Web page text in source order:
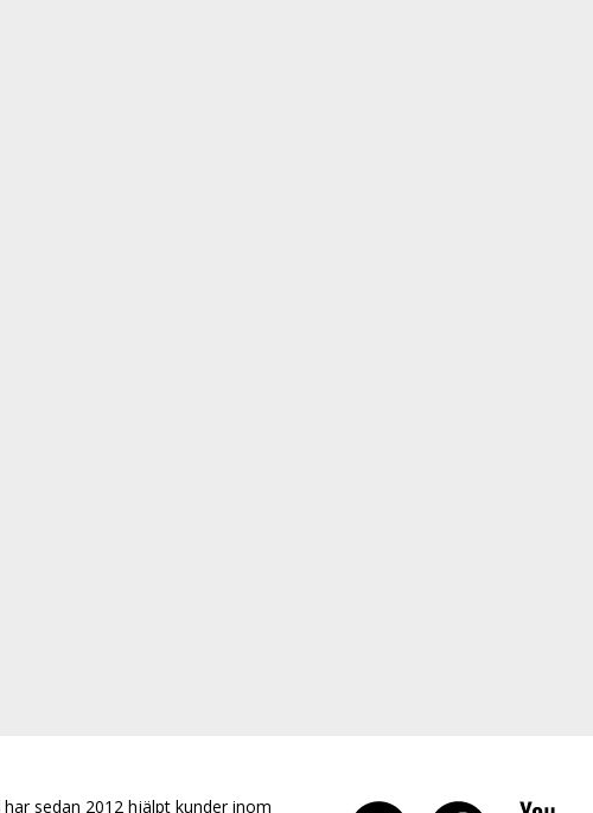
har sedan 2012 hjälpt kunder inom